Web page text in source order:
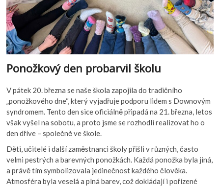
Ponožkový den probarvil školu
V pátek 20. března se naše škola zapojila do tradičního
„ponožkového dne“, který vyjadřuje podporu lidem s Downovým
syndromem. Tento den sice oficiálně připadá na 21. března, letos
však vyšel na sobotu, a proto jsme se rozhodli realizovat ho o
den dříve – společně ve škole.
Děti, učitelé i další zaměstnanci školy přišli v různých, často
velmi pestrých a barevných ponožkách. Každá ponožka byla jiná,
a právě tím symbolizovala jedinečnost každého člověka.
Atmosféra byla veselá a plná barev, což dokládají i pořízené